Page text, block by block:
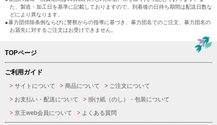
た、製造・加工日を基準に記載しておりますので、到着後の日持ち期間は配送日数な
どにより異なります。
●暴力団排除条例ならびに警察からの指導に基づき、暴力団名でのご注文、暴力団名の
お届先に対するご注文はお受けできません。
TOPページ
ご利用ガイド
サイトについて 商品について
ご注文について
お支払い・配送について
掛け紙（のし）・包装について
京王web会員について
よくある質問